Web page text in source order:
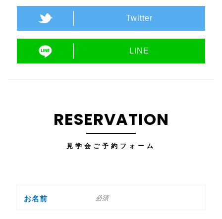
Twitter
LINE
RESERVATION
見学会ご予約フォーム
お名前